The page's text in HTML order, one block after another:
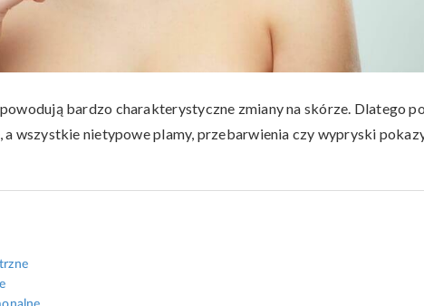
bardzo charakterystyczne zmiany na skórze. Dlatego
a wszystkie nietypowe plamy, przebarwienia czy wypryski